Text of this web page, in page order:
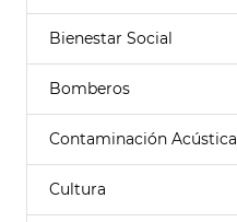
Bienestar Social
Bomberos
Contaminación Acústica
Cultura